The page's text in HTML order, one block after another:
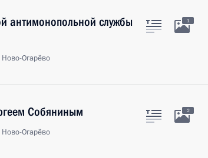
антимонопольной службы
Ново-Огарёво
1
Собяниным
Ново-Огарёво
2